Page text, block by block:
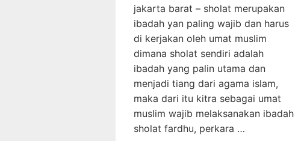
jakarta barat – sholat merupakan
ibadah yan paling wajib dan harus
di kerjakan oleh umat muslim
dimana sholat sendiri adalah
ibadah yang palin utama dan
menjadi tiang dari agama islam,
maka dari itu kitra sebagai umat
muslim wajib melaksanakan ibadah
sholat fardhu, perkara …